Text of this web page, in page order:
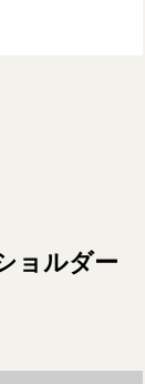
ョルダー